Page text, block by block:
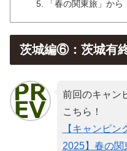
「春の関東旅」か
茨城編⑥：茨城有
前回のキャン
こちら！
【キャンピ
2025】春の